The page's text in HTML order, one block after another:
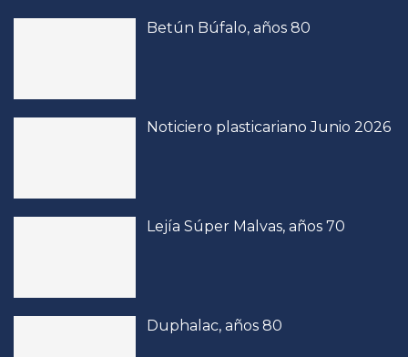
Betún Búfalo, años 80
Noticiero plasticariano Junio 2026
Lejía Súper Malvas, años 70
Duphalac, años 80